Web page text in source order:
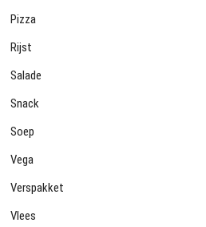
Pizza
Rijst
Salade
Snack
Soep
Vega
Verspakket
Vlees